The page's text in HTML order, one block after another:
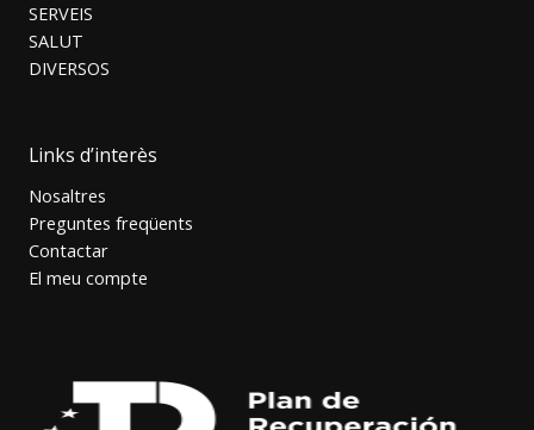
SERVEIS
SALUT
DIVERSOS
Links d’interès
Nosaltres
Preguntes freqüents
Contactar
El meu compte